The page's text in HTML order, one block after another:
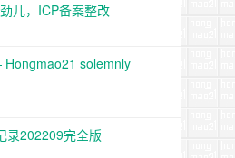
儿，ICP备案整改
solemnly
录202209完全版